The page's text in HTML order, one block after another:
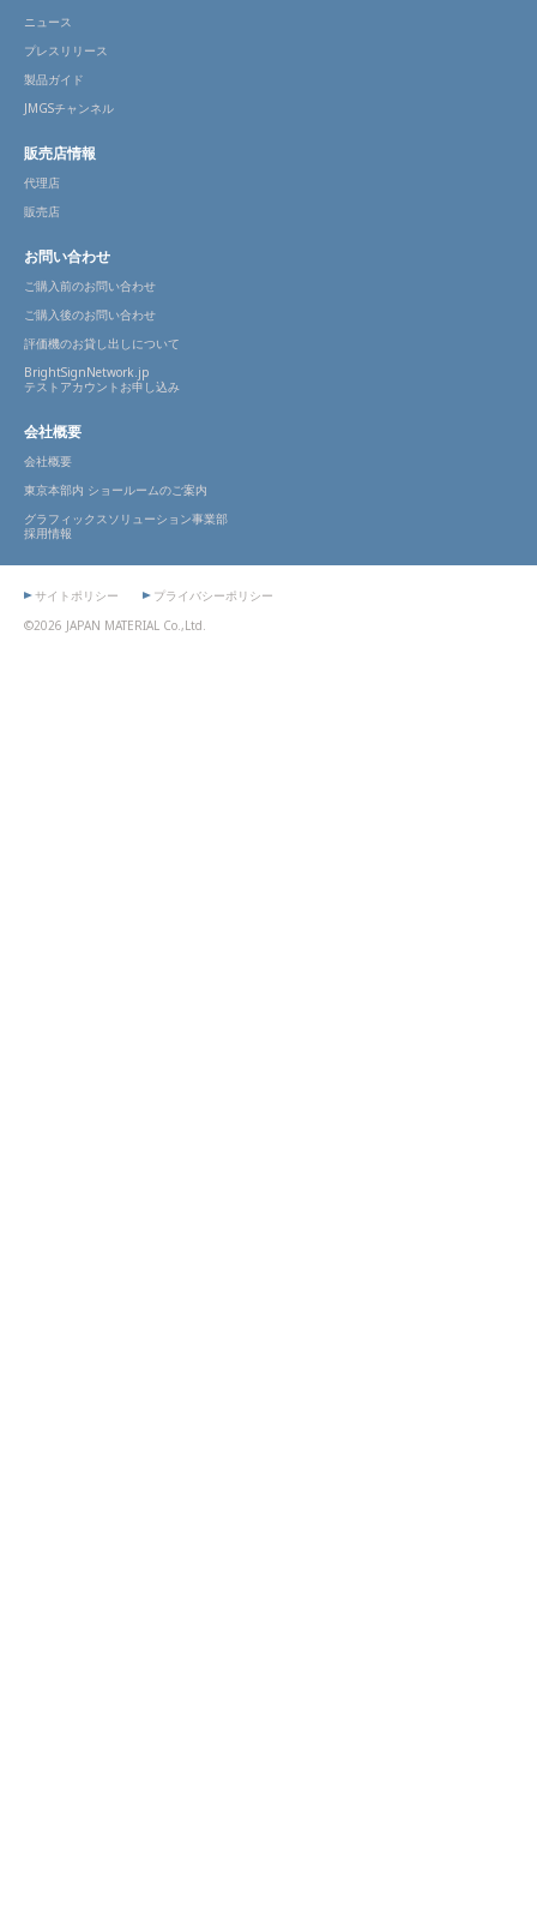
ニュース
プレスリリース
製品ガイド
JMGSチャンネル
販売店情報
代理店
販売店
お問い合わせ
ご購入前のお問い合わせ
ご購入後のお問い合わせ
評価機のお貸し出しについて
BrightSignNetwork.jp
テストアカウントお申し込み
会社概要
会社概要
東京本部内 ショールームのご案内
グラフィックスソリューション事業部
採用情報
©2026 JAPAN MATERIAL Co.,Ltd.
サイトポリシー プライバシーポリシー